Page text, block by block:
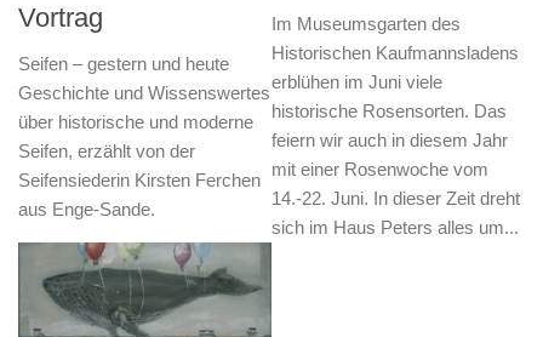
Vortrag
Seifen – gestern und heute
Geschichte und Wissenswertes
über historische und moderne
Seifen, erzählt von der
Seifensiederin Kirsten Ferchen
aus Enge-Sande.
Im Museumsgarten des
Historischen Kaufmannsladens
erblühen im Juni viele
historische Rosensorten. Das
feiern wir auch in diesem Jahr
mit einer Rosenwoche vom
14.-22. Juni. In dieser Zeit dreht
sich im Haus Peters alles um...